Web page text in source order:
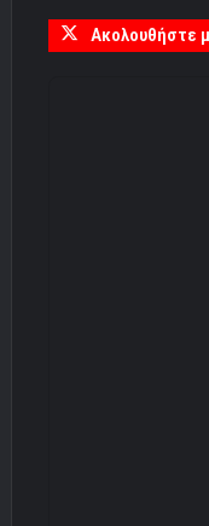
Ακολουθήστε